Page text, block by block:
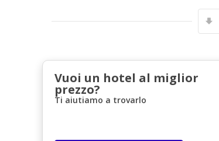
Vuoi un hotel al miglior
prezzo?
Ti aiutiamo a trovarlo